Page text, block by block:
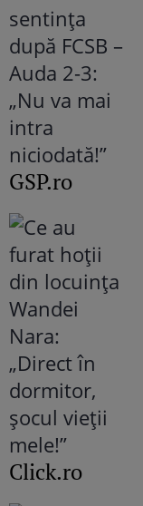
GSP.ro
Click.ro